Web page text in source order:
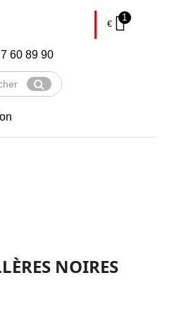
60 89 90
Envoyer
€
1
NOIRES